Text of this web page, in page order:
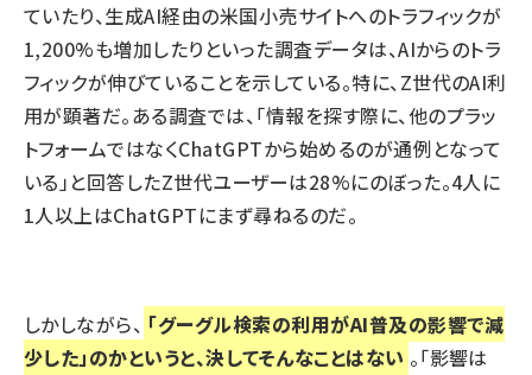
ていたり、生成AI経由の米国小売サイトへのトラフィックが
1,200%も増加したりといった調査データは、AIからのトラ
フィックが伸びていることを示している。特に、Z世代のAI利
用が顕著だ。ある調査では、「情報を探す際に、他のプラッ
トフォームではなくChatGPTから始めるのが通例となって
いる」と回答したZ世代ユーザーは28%にのぼった。4人に
1人以上はChatGPTにまず尋ねるのだ。
しかしながら、 「グーグル検索の利用がAI普及の影響で減
少した」のかというと、決してそんなことはない 。「影響は